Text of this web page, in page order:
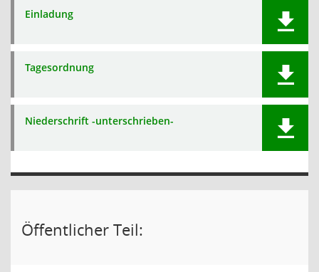
Einladung
Tagesordnung
Niederschrift -unterschrieben-
Öffentlicher Teil: